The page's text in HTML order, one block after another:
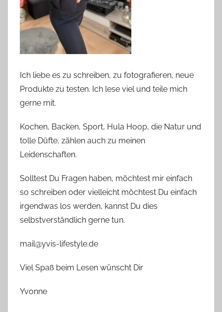
Ich liebe es zu schreiben, zu fotografieren, neue
Produkte zu testen. Ich lese viel und teile mich
gerne mit.
Kochen, Backen, Sport, Hula Hoop, die Natur und
tolle Düfte, zählen auch zu meinen
Leidenschaften.
Solltest Du Fragen haben, möchtest mir einfach
so schreiben oder vielleicht möchtest Du einfach
irgendwas los werden, kannst Du dies
selbstverständlich gerne tun.
mail@yvis-lifestyle.de
Viel Spaß beim Lesen wünscht Dir
Yvonne